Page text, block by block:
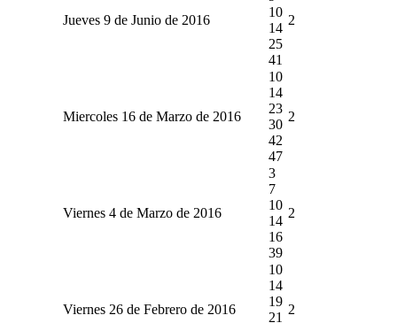
Jueves 9 de Junio de 2016
10
14
25
41
2
Miercoles 16 de Marzo de 2016
10
14
23
30
42
47
2
Viernes 4 de Marzo de 2016
3
7
10
14
16
39
2
Viernes 26 de Febrero de 2016
10
14
19
21
2